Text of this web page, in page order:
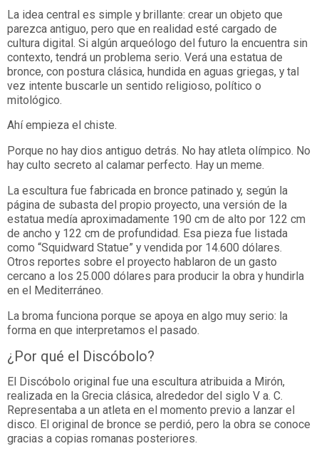
La idea central es simple y brillante: crear un objeto que
parezca antiguo, pero que en realidad esté cargado de
cultura digital. Si algún arqueólogo del futuro la encuentra sin
contexto, tendrá un problema serio. Verá una estatua de
bronce, con postura clásica, hundida en aguas griegas, y tal
vez intente buscarle un sentido religioso, político o
mitológico.
Ahí empieza el chiste.
Porque no hay dios antiguo detrás. No hay atleta olímpico. No
hay culto secreto al calamar perfecto. Hay un meme.
La escultura fue fabricada en bronce patinado y, según la
página de subasta del propio proyecto, una versión de la
estatua medía aproximadamente 190 cm de alto por 122 cm
de ancho y 122 cm de profundidad. Esa pieza fue listada
como “Squidward Statue” y vendida por 14.600 dólares.
Otros reportes sobre el proyecto hablaron de un gasto
cercano a los 25.000 dólares para producir la obra y hundirla
en el Mediterráneo.
La broma funciona porque se apoya en algo muy serio: la
forma en que interpretamos el pasado.
¿Por qué el Discóbolo?
El Discóbolo original fue una escultura atribuida a Mirón,
realizada en la Grecia clásica, alrededor del siglo V a. C.
Representaba a un atleta en el momento previo a lanzar el
disco. El original de bronce se perdió, pero la obra se conoce
gracias a copias romanas posteriores.